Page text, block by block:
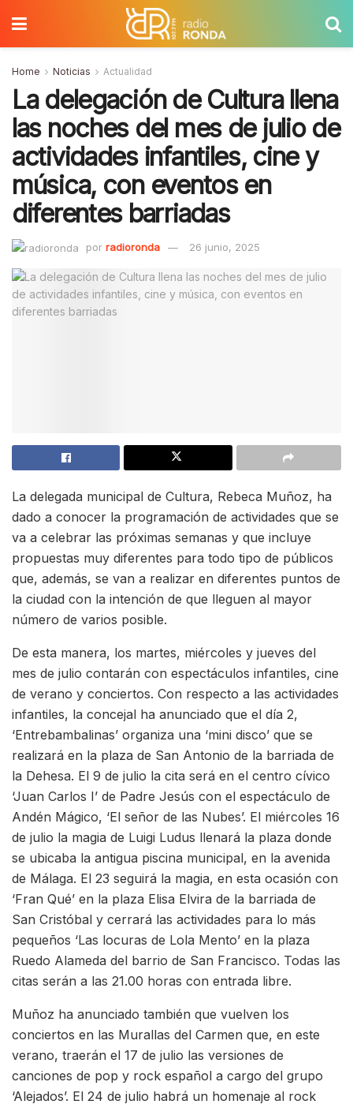
Home Noticias Actualidad
La delegación de Cultura llena
las noches del mes de julio de
actividades infantiles, cine y
música, con eventos en
diferentes barriadas
por radioronda 26 junio, 2025
La delegada municipal de Cultura, Rebeca Muñoz, ha
dado a conocer la programación de actividades que se
va a celebrar las próximas semanas y que incluye
propuestas muy diferentes para todo tipo de públicos
que, además, se van a realizar en diferentes puntos de
la ciudad con la intención de que lleguen al mayor
número de varios posible.
De esta manera, los martes, miércoles y jueves del
mes de julio contarán con espectáculos infantiles, cine
de verano y conciertos. Con respecto a las actividades
infantiles, la concejal ha anunciado que el día 2,
‘Entrebambalinas’ organiza una ‘mini disco’ que se
realizará en la plaza de San Antonio de la barriada de
la Dehesa. El 9 de julio la cita será en el centro cívico
‘Juan Carlos I’ de Padre Jesús con el espectáculo de
Andén Mágico, ‘El señor de las Nubes’. El miércoles 16
de julio la magia de Luigi Ludus llenará la plaza donde
se ubicaba la antigua piscina municipal, en la avenida
de Málaga. El 23 seguirá la magia, en esta ocasión con
‘Fran Qué’ en la plaza Elisa Elvira de la barriada de
San Cristóbal y cerrará las actividades para lo más
pequeños ‘Las locuras de Lola Mento’ en la plaza
Ruedo Alameda del barrio de San Francisco. Todas las
citas serán a las 21.00 horas con entrada libre.
Muñoz ha anunciado también que vuelven los
conciertos en las Murallas del Carmen que, en este
verano, traerán el 17 de julio las versiones de
canciones de pop y rock español a cargo del grupo
‘Alejados’. El 24 de julio habrá un homenaje al rock